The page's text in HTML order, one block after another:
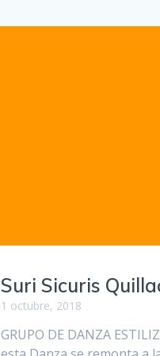
Suri Sicuris
1 octubre, 2018
GRUPO DE DANZA